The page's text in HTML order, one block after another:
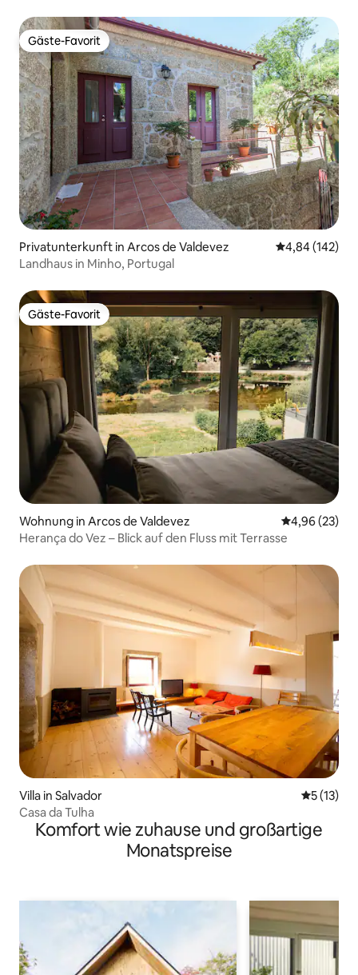
Gäste-Favorit
Gäste-Favorit
Privatunterkunft in Arcos de Valdevez
4,84 (142)
Landhaus in Minho, Portugal
Gäste-Favorit
Gäste-Favorit
Wohnung in Arcos de Valdevez
4,96 (23)
Herança do Vez – Blick auf den Fluss mit Terrasse
Villa in Salvador
5 (13)
Casa da Tulha
Komfort wie zuhause und großartige
Monatspreise